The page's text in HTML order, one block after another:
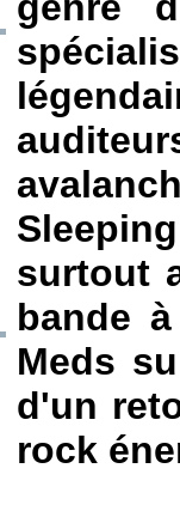
surtout
bande
Meds
d'un
rock